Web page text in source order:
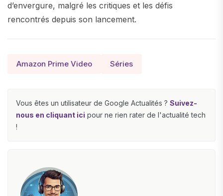
d’envergure, malgré les critiques et les défis
rencontrés depuis son lancement.
Amazon Prime Video Séries
Vous êtes un utilisateur de Google Actualités ? Suivez-
nous en cliquant ici pour ne rien rater de l'actualité tech
!